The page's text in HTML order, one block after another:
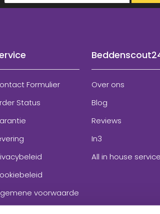
Formulier
Status
voorwaarde
Over ons
Blog
Reviews
In3
All in house service